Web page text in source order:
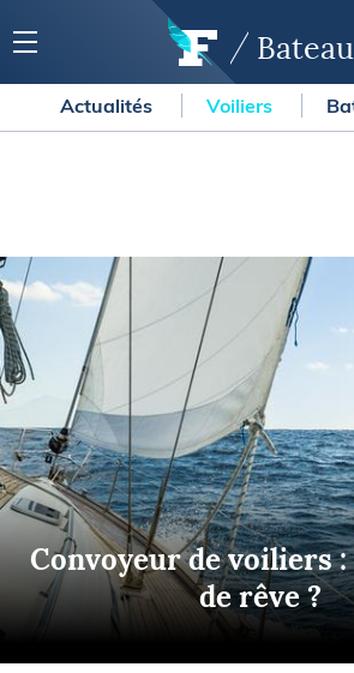
Actualités Voiliers
Convoyeur de voiliers
de rêve ?